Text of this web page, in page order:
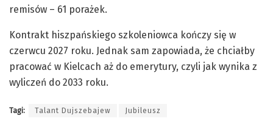
remisów – 61 porażek.
Kontrakt hiszpańskiego szkoleniowca kończy się w
czerwcu 2027 roku. Jednak sam zapowiada, że chciałby
pracować w Kielcach aż do emerytury, czyli jak wynika z
wyliczeń do 2033 roku.
Tagi: Talant Dujszebajew Jubileusz